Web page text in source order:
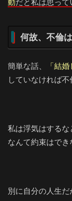
動だと私は思って
何故、不倫
簡単な話、 「結
していなければ不
私は浮気はする
なんて約束はでき
別に自分の人生だ